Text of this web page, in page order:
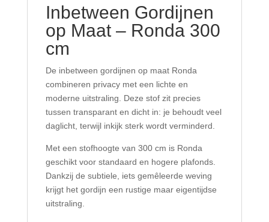
Inbetween Gordijnen
op Maat – Ronda 300
cm
De inbetween gordijnen op maat Ronda
combineren privacy met een lichte en
moderne uitstraling. Deze stof zit precies
tussen transparant en dicht in: je behoudt veel
daglicht, terwijl inkijk sterk wordt verminderd.
Met een stofhoogte van 300 cm is Ronda
geschikt voor standaard en hogere plafonds.
Dankzij de subtiele, iets gemêleerde weving
krijgt het gordijn een rustige maar eigentijdse
uitstraling.